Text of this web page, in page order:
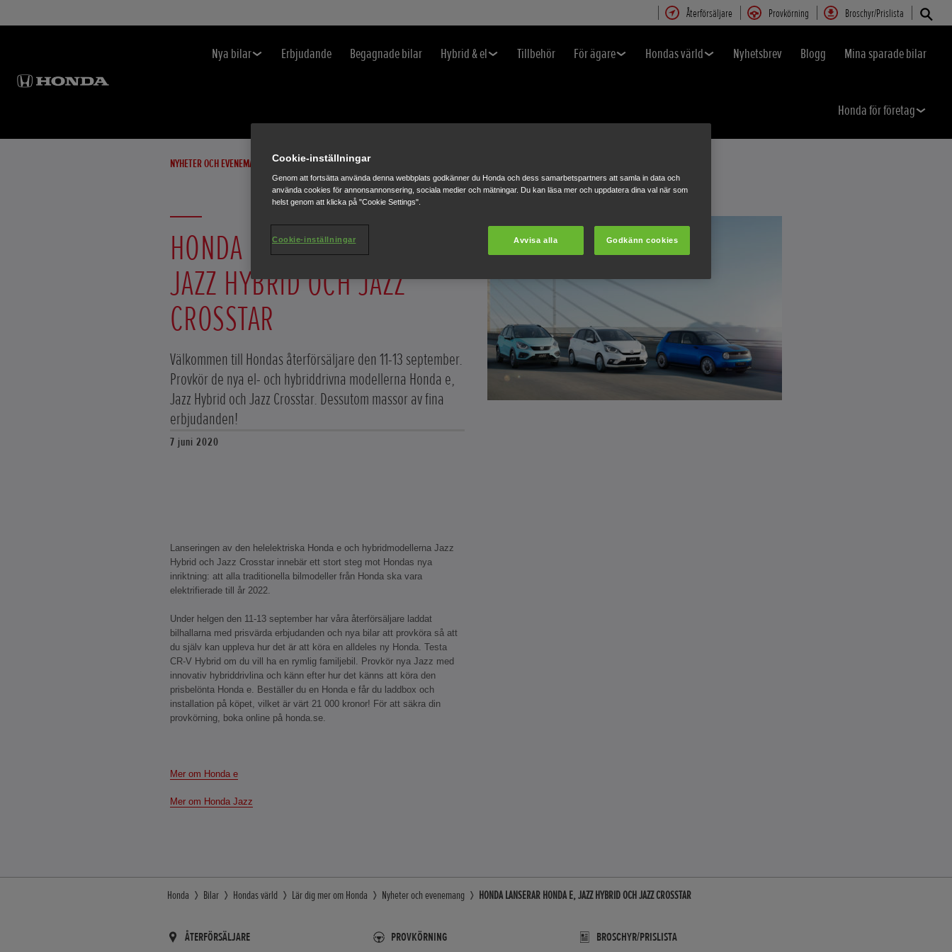
Återförsäljare Provkörning Broschyr/Prislista
Nya bilar Erbjudande Begagnade bilar Hybrid & el Tillbehör För ägare Hondas värld Nyhetsbrev Blogg Mina sparade bilar
Honda för företag
NYHETER OCH EVENEMANG
HONDA LANSERAR HONDA E,
JAZZ HYBRID OCH JAZZ
CROSSTAR
Välkommen till Hondas återförsäljare den 11-13 september.
Provkör de nya el- och hybriddrivna modellerna Honda e,
Jazz Hybrid och Jazz Crosstar. Dessutom massor av fina
erbjudanden!
7 juni 2020
Lanseringen av den helelektriska Honda e och hybridmodellerna Jazz
Hybrid och Jazz Crosstar innebär ett stort steg mot Hondas nya
inriktning: att alla traditionella bilmodeller från Honda ska vara
elektrifierade till år 2022.
Under helgen den 11-13 september har våra återförsäljare laddat
bilhallarna med prisvärda erbjudanden och nya bilar att provköra så att
du själv kan uppleva hur det är att köra en alldeles ny Honda. Testa
CR-V Hybrid om du vill ha en rymlig familjebil. Provkör nya Jazz med
innovativ hybriddrivlina och känn efter hur det känns att köra den
prisbelönta Honda e. Beställer du en Honda e får du laddbox och
installation på köpet, vilket är värt 21 000 kronor! För att säkra din
provkörning, boka online på honda.se.
Mer om Honda e
Mer om Honda Jazz
Honda Bilar Hondas värld Lär dig mer om Honda Nyheter och evenemang HONDA LANSERAR HONDA E, JAZZ HYBRID OCH JAZZ CROSSTAR
ÅTERFÖRSÄLJARE PROVKÖRNING BROSCHYR/PRISLISTA
Cookie-inställningar
Genom att fortsätta använda denna webbplats godkänner du Honda och dess samarbetspartners att samla in data och
använda cookies för annonsannonsering, sociala medier och mätningar. Du kan läsa mer och uppdatera dina val när som
helst genom att klicka på "Cookie Settings".
Avvisa alla Godkänn cookies
Cookie-inställningar